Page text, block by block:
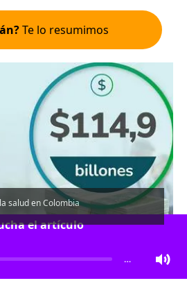
Te lo resumimos
salud en Colombia
el artículo
…